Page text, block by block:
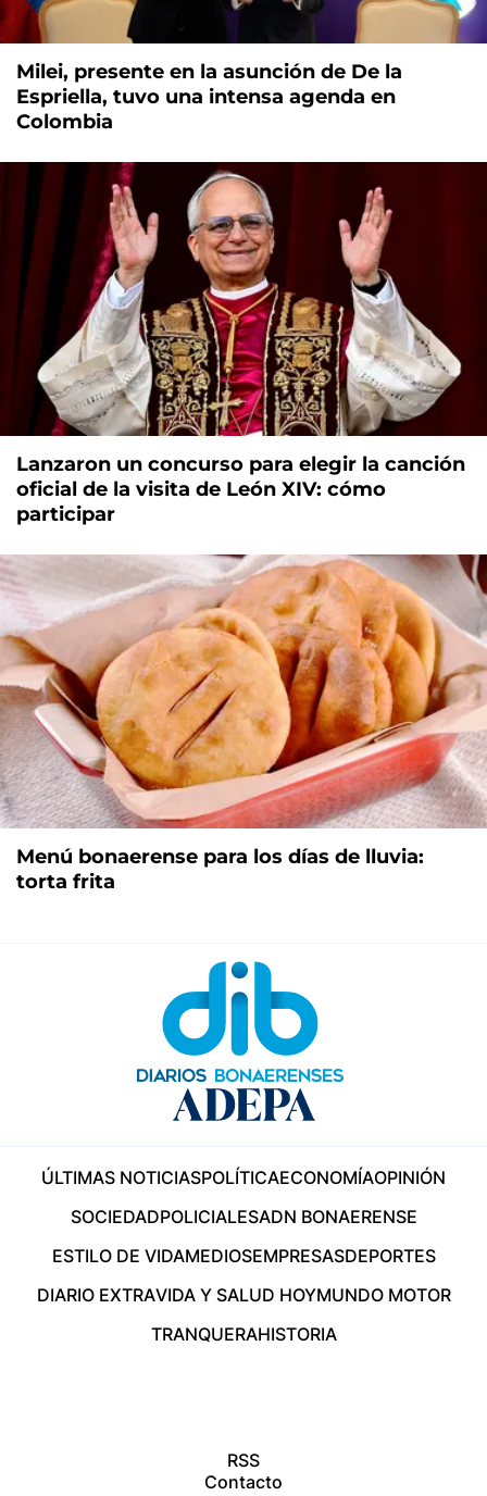
Milei, presente en la asunción de De la
Espriella, tuvo una intensa agenda en
Colombia
Lanzaron un concurso para elegir la canción
oficial de la visita de León XIV: cómo
participar
Menú bonaerense para los días de lluvia:
torta frita
ÚLTIMAS NOTICIASPOLÍTICAECONOMÍAOPINIÓN
SOCIEDADPOLICIALESADN BONAERENSE
ESTILO DE VIDAMEDIOSEMPRESASDEPORTES
DIARIO EXTRAVIDA Y SALUD HOYMUNDO MOTOR
TRANQUERAHISTORIA
RSS
Contacto